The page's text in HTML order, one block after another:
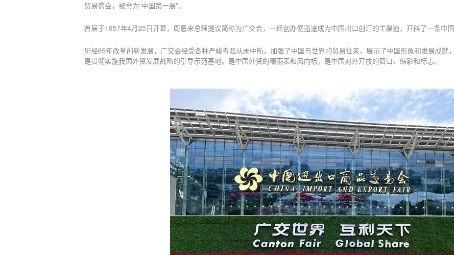
贸易盛会，被誉为“中国第一展”。
首届于1957年4月25日开幕，周恩来总理提议简称为广交会，一经创办便迅速成为中国出口创汇的主渠道，开辟了一条中国
历经65年改革创新发展，广交会经受各种严峻考验从未中断。加强了中国与世界的贸易往来，展示了中国形象和发展成就
是贯彻实施我国外贸发展战略的引导示范基地。是中国外贸的晴雨表和风向标，是中国对外开放的窗口、缩影和标志。